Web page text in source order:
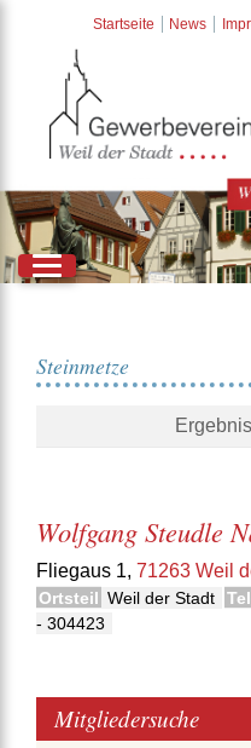
Startseite News
Steinmetze
Wolfgang Steudle
Fliegaus 1, 71263 Weil
Ortsteil Weil der Stadt
- 304423
Mitgliedersuche